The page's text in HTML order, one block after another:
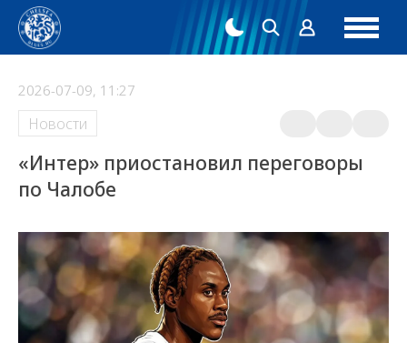
2026-07-09, 11:27
Новости
«Интер» приостановил переговоры
по Чалобе